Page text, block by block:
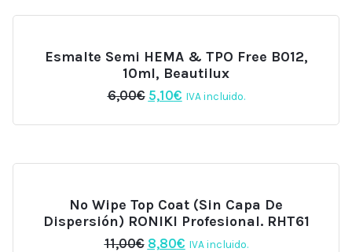
Esmalte Semi HEMA & TPO Free B012,
10ml, Beautilux
6,00€ El
original
5,10€El
actual
IVA incluido.
No Wipe Top Coat (sin Capa De
Dispersión) RONIKI Profesional. RHT61
11,00€ El
8,80€ElIVA incluido.